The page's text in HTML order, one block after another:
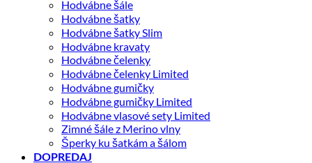
Hodvábne šále
Hodvábne šatky
Hodvábne šatky Slim
Hodvábne kravaty
Hodvábne čelenky
Hodvábne čelenky Limited
Hodvábne gumičky
Hodvábne gumičky Limited
Hodvábne vlasové sety Limited
Zimné šále z Merino vlny
Šperky ku šatkám a šálom
DOPREDAJ